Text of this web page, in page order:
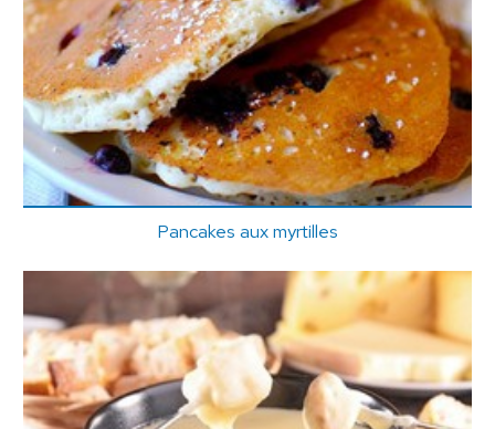
Pancakes aux myrtilles